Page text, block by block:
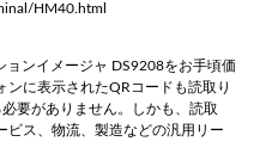
HM40.html
ンイメージャ DS9208をお手頃価
に表示されたQRコードも読取り
要がありません。しかも、読取
ビス、物流、製造などの汎用リー